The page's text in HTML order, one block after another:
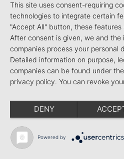
This site uses consent-requiring
technologies to integrate certain
"Accept All" button, these
After consent is given, we and
companies process your personal
Detailed information on purpose,
companies can be found under
privacy policy. You can revoke
DENY
Powered by